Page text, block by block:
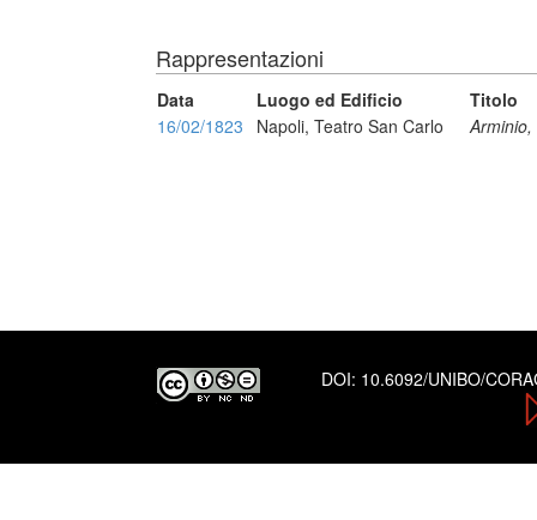
Rappresentazioni
Data Luogo ed Edificio
Titolo
16/02/1823
Napoli, Teatro San Carlo
DOI: 10.6092/UNIBO/